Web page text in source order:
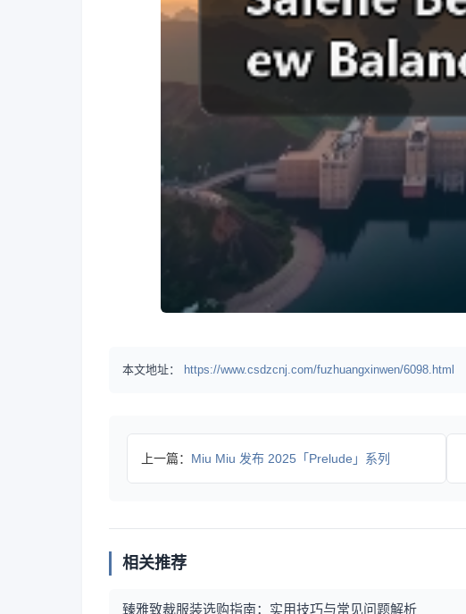
本文地址： https://www.csdzcnj.com/fuzhuangxinwen/6098.html
上一篇： Miu Miu 发布 2025「Prelude」系列
相关推荐
臻雅致裁服装选购指南：实用技巧与常见问题解析